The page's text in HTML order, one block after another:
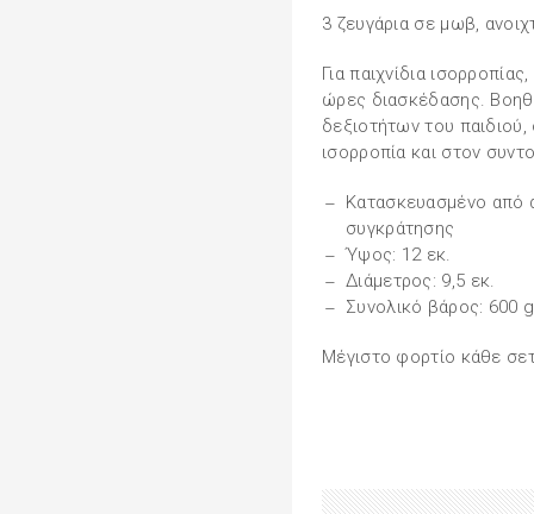
3 ζευγάρια σε μωβ,
Για παιχνίδια
ώρες διασκέδασης.
δεξιοτήτων του
ισορροπία και στον
Κατασκευασμένο από
συγκράτησης
Ύψος: 12 εκ.
Διάμετρος: 9,5 εκ.
Συνολικό βάρος: 600 g
Μέγιστο φορτίο κάθε